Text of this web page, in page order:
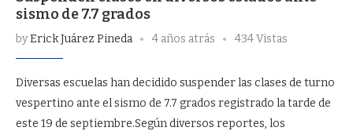
sismo de 7.7 grados
byErick Juárez Pineda 4 años atrás 434 Vistas
Diversas escuelas han decidido suspender las clases de turno
vespertino ante el sismo de 7.7 grados registrado la tarde de
este 19 de septiembre.Según diversos reportes, los